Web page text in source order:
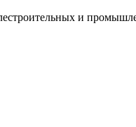
и